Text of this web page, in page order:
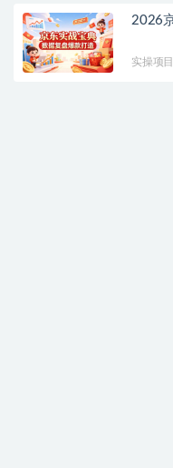
2026
实操项目